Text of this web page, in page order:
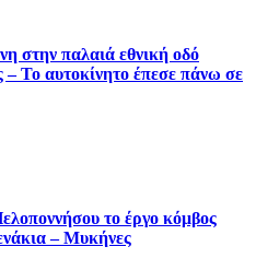
στην παλαιά εθνική οδό
Το αυτοκίνητο έπεσε πάνω σε
το έργο κόμβος
– Μυκήνες